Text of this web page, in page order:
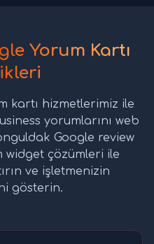
Yorum Kartı
kartı hizmetlerimiz ile
yorumlarını web
Google review
widget çözümleri ile
ve işletmenizin
gösterin.